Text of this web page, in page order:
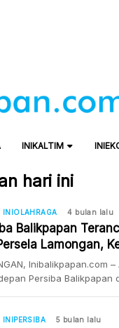
INIKALTIM
hari ini
INIOLAHRAGA 4 bulan lalu
Balikpapan
Lamongan,
Inibalikpapan.com
Persiba Balikpapan
rumah Persela
INIPERSIBA 5 bulan lalu